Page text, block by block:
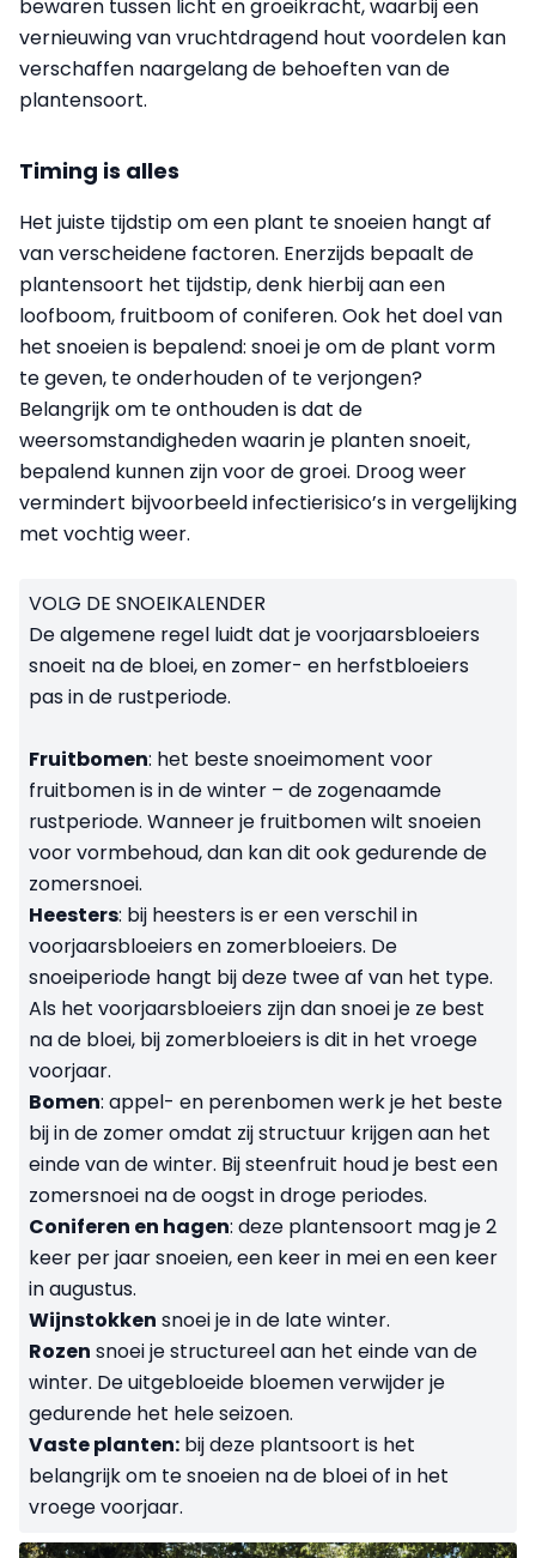
bewaren tussen licht en groeikracht, waarbij een
vernieuwing van vruchtdragend hout voordelen kan
verschaffen naargelang de behoeften van de
plantensoort.
Timing is alles
Het juiste tijdstip om een plant te snoeien hangt af
van verscheidene factoren. Enerzijds bepaalt de
plantensoort het tijdstip, denk hierbij aan een
loofboom, fruitboom of coniferen. Ook het doel van
het snoeien is bepalend: snoei je om de plant vorm
te geven, te onderhouden of te verjongen?
Belangrijk om te onthouden is dat de
weersomstandigheden waarin je planten snoeit,
bepalend kunnen zijn voor de groei. Droog weer
vermindert bijvoorbeeld infectierisico’s in vergelijking
met vochtig weer.
VOLG DE SNOEIKALENDER
De algemene regel luidt dat je voorjaarsbloeiers
snoeit na de bloei, en zomer- en herfstbloeiers
pas in de rustperiode.
Fruitbomen: het beste snoeimoment voor
fruitbomen is in de winter – de zogenaamde
rustperiode. Wanneer je fruitbomen wilt snoeien
voor vormbehoud, dan kan dit ook gedurende de
zomersnoei.
Heesters: bij heesters is er een verschil in
voorjaarsbloeiers en zomerbloeiers. De
snoeiperiode hangt bij deze twee af van het type.
Als het voorjaarsbloeiers zijn dan snoei je ze best
na de bloei, bij zomerbloeiers is dit in het vroege
voorjaar.
Bomen: appel- en perenbomen werk je het beste
bij in de zomer omdat zij structuur krijgen aan het
einde van de winter. Bij steenfruit houd je best een
zomersnoei na de oogst in droge periodes.
Coniferen en hagen: deze plantensoort mag je 2
keer per jaar snoeien, een keer in mei en een keer
in augustus.
Wijnstokken snoei je in de late winter.
Rozen snoei je structureel aan het einde van de
winter. De uitgebloeide bloemen verwijder je
gedurende het hele seizoen.
Vaste planten: bij deze plantsoort is het
belangrijk om te snoeien na de bloei of in het
vroege voorjaar.